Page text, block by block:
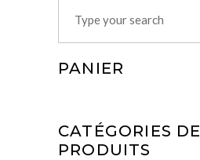
PANIER
CATÉGORIES DE
PRODUITS